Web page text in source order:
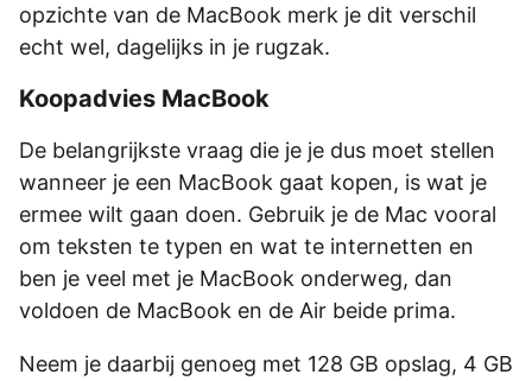
opzichte van de MacBook merk je dit verschil
echt wel, dagelijks in je rugzak.
Koopadvies MacBook
De belangrijkste vraag die je je dus moet stellen
wanneer je een MacBook gaat kopen, is wat je
ermee wilt gaan doen. Gebruik je de Mac vooral
om teksten te typen en wat te internetten en
ben je veel met je MacBook onderweg, dan
voldoen de MacBook en de Air beide prima.
Neem je daarbij genoeg met 128 GB opslag, 4 GB